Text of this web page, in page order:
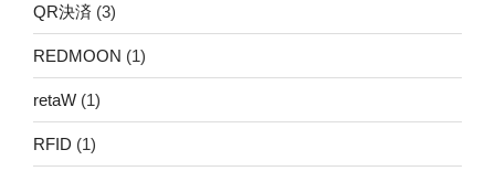
QR決済 (3)
REDMOON (1)
retaW (1)
RFID (1)